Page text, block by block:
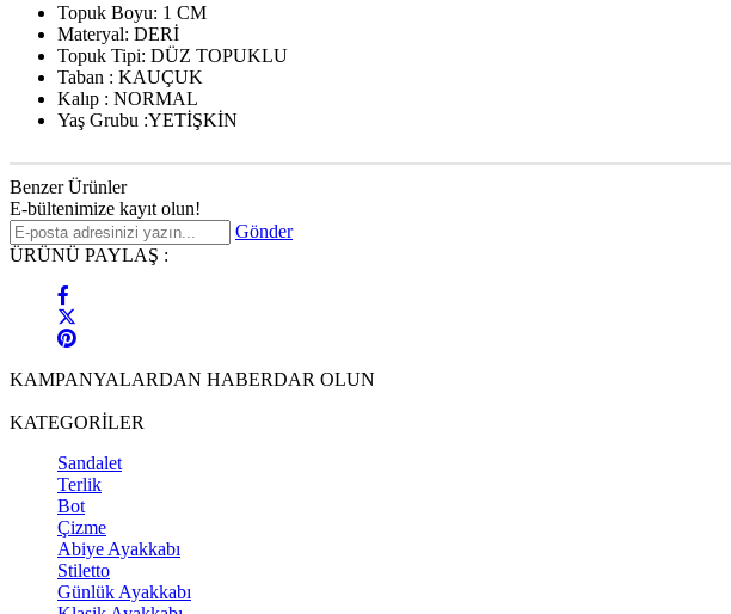
Topuk Boyu: 1 CM
Materyal: DERİ
Topuk Tipi: DÜZ TOPUKLU
Taban : KAUÇUK
Kalıp : NORMAL
Yaş Grubu :YETİŞKİN
Benzer Ürünler
E-bültenimize kayıt olun!
Gönder
ÜRÜNÜ PAYLAŞ :
KAMPANYALARDAN HABERDAR OLUN
KATEGORİLER
Sandalet
Terlik
Bot
Çizme
Abiye Ayakkabı
Stiletto
Günlük Ayakkabı